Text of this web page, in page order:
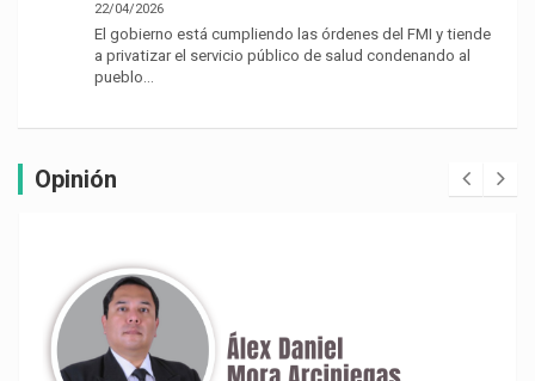
22/04/2026
El gobierno está cumpliendo las órdenes del FMI y tiende
a privatizar el servicio público de salud condenando al
pueblo…
Opinión